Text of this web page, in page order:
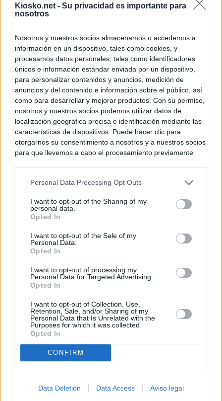
Kiosko.net - Su privacidad es importante para
nosotros
Nosotros y nuestros socios almacenamos o accedemos a
información en un dispositivo, tales como cookies, y
procesamos datos personales, tales como identificadores
únicos e información estándar enviada por un dispositivo,
para personalizar contenidos y anuncios, medición de
anuncios y del contenido e información sobre el público, así
como para desarrollar y mejorar productos. Con su permiso,
nosotros y nuestros socios podemos utilizar datos de
localización geográfica precisa e identificación mediante las
características de dispositivos. Puede hacer clic para
otorgarnos su consentimiento a nosotros y a nuestros socios
para que llevemos a cabo el procesamiento previamente
negar su consentimiento. Tenga en cuenta que algún
de su consentimiento, pero usted tiene el derecho de
rechazar tal procesamiento. Sus preferencias se aplicarán
cualquier momento entrando de nuevo en este sitio web o
visitando nuestra política de privacidad.
Personal Data Processing Opt Outs
I want to opt-out of the Sharing of my
personal data.
Opted In
I want to opt-out of the Sale of my
Personal Data.
Opted In
I want to opt-out of processing my
Personal Data for Targeted Advertising.
Opted In
I want to opt-out of Collection, Use,
Retention, Sale, and/or Sharing of my
Personal Data that Is Unrelated with the
Purposes for which it was collected.
Opted In
CONFIRM
Data Deletion Data Access Aviso legal